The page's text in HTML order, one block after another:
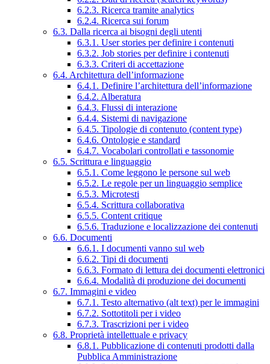
6.2.3. Ricerca tramite analytics
6.2.4. Ricerca sui forum
6.3. Dalla ricerca ai bisogni degli utenti
6.3.1. User stories per definire i contenuti
6.3.2. Job stories per definire i contenuti
6.3.3. Criteri di accettazione
6.4. Architettura dell’informazione
6.4.1. Definire l’architettura dell’informazione
6.4.2. Alberatura
6.4.3. Flussi di interazione
6.4.4. Sistemi di navigazione
6.4.5. Tipologie di contenuto (content type)
6.4.6. Ontologie e standard
6.4.7. Vocabolari controllati e tassonomie
6.5. Scrittura e linguaggio
6.5.1. Come leggono le persone sul web
6.5.2. Le regole per un linguaggio semplice
6.5.3. Microtesti
6.5.4. Scrittura collaborativa
6.5.5. Content critique
6.5.6. Traduzione e localizzazione dei contenuti
6.6. Documenti
6.6.1. I documenti vanno sul web
6.6.2. Tipi di documenti
6.6.3. Formato di lettura dei documenti elettronici
6.6.4. Modalità di produzione dei documenti
6.7. Immagini e video
6.7.1. Testo alternativo (alt text) per le immagini
6.7.2. Sottotitoli per i video
6.7.3. Trascrizioni per i video
6.8. Proprietà intellettuale e privacy
6.8.1. Pubblicazione di contenuti prodotti dalla
Pubblica Amministrazione